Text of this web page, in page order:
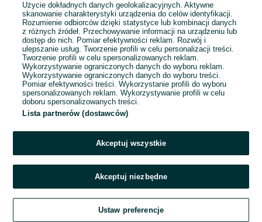
Przejdź na stronę główną
Użycie dokładnych danych geolokalizacyjnych. Aktywne
skanowanie charakterystyki urządzenia do celów identyfikacji.
Rozumienie odbiorców dzięki statystyce lub kombinacji danych
z różnych źródeł. Przechowywanie informacji na urządzeniu lub
dostęp do nich. Pomiar efektywności reklam. Rozwój i
ulepszanie usług. Tworzenie profili w celu personalizacji treści.
Tworzenie profili w celu spersonalizowanych reklam.
Wykorzystywanie ograniczonych danych do wyboru reklam.
Wykorzystywanie ograniczonych danych do wyboru treści.
Pomiar efektywności treści. Wykorzystanie profili do wyboru
spersonalizowanych reklam. Wykorzystywanie profili w celu
doboru spersonalizowanych treści.
Lista partnerów (dostawców)
Akceptuj wszystkie
Akceptuj niezbędne
Ustaw preferencje